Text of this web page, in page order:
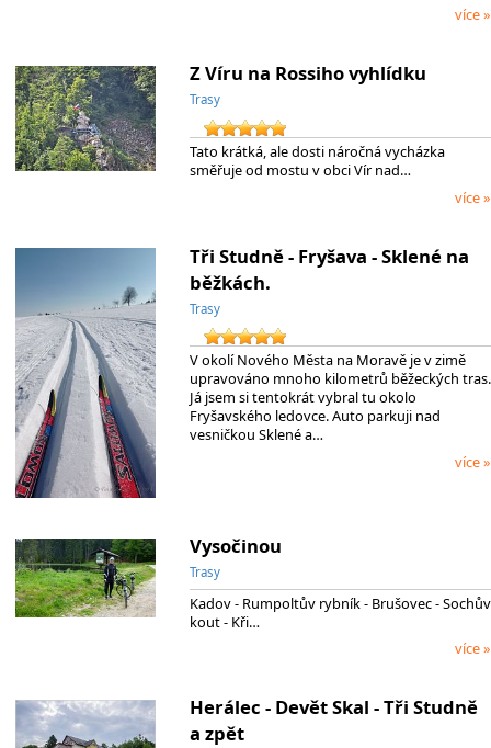
více »
Z Víru na Rossiho vyhlídku
Trasy
Tato krátká, ale dosti náročná vycházka
směřuje od mostu v obci Vír nad…
více »
Tři Studně - Fryšava - Sklené na
běžkách.
Trasy
V okolí Nového Města na Moravě je v zimě
upravováno mnoho kilometrů běžeckých tras.
Já jsem si tentokrát vybral tu okolo
Fryšavského ledovce. Auto parkuji nad
vesničkou Sklené a…
více »
Vysočinou
Trasy
Kadov - Rumpoltův rybník - Brušovec - Sochův
kout - Kři…
více »
Herálec - Devět Skal - Tři Studně
a zpět